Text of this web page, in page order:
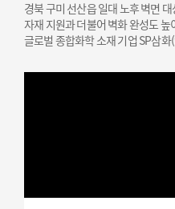
경북 구미 선산읍 일대 노후 벽면
자재 지원과 더불어 벽화 완성도
글로벌 종합화학 소재 기업 SP삼
성공적으로 마쳤다고 밝혔다. SP